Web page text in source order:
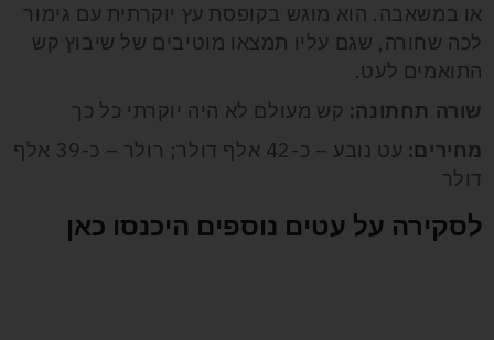
או במשאבה. הוא מוגש בקופסת עץ יוקרתית עם גימור
לכה שחורה, שגם עליו תמצאו מוטיבים של שיבוץ קש
התואמים לעט.
שורה תחתונה: קש מעולם לא היה יוקרתי כל כך
מחירים:
עט נובע – כ-42 אלף דולר; רולר – כ-39 אלף
דולר
לסקירה על עטים נוספים היכנסו כאן